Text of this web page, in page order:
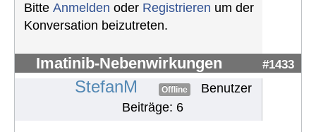
Bitte Anmelden oder Registrieren um der
Konversation beizutreten.
Imatinib-Nebenwirkungen #1433
StefanM Offline
Benutzer
Beiträge: 6